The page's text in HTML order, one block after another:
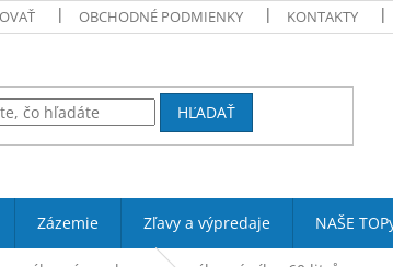
OBCHODNÉ PODMIENKY KONTAKTY
HĽADAŤ
Zázemie Zľavy a výpredaje NAŠE